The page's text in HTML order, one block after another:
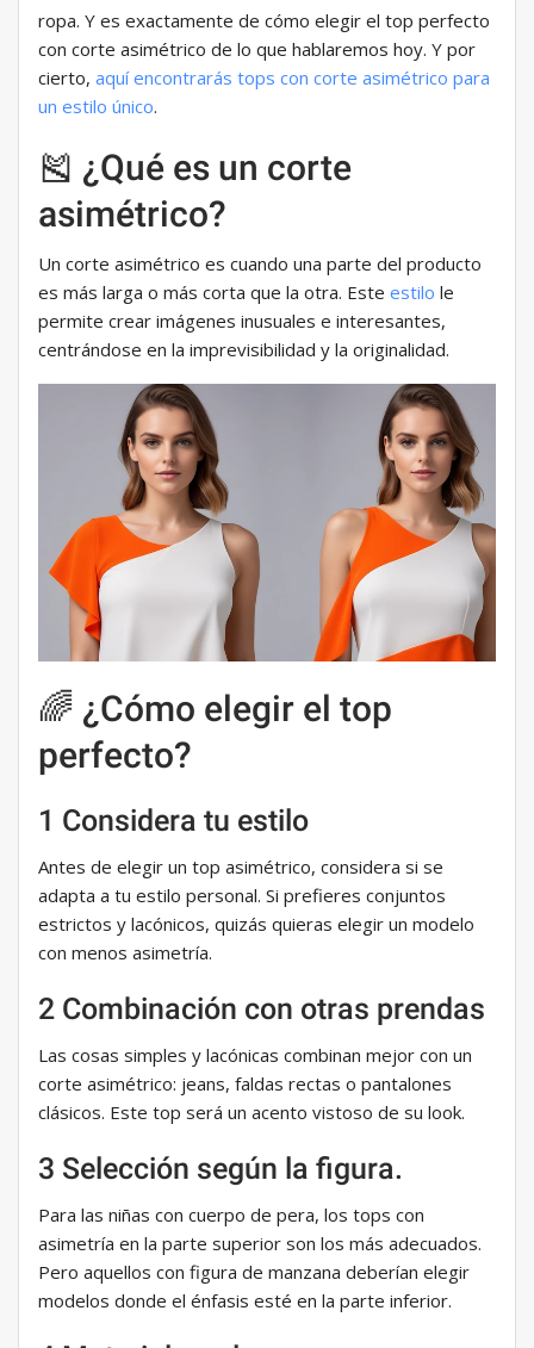
ropa. Y es exactamente de cómo elegir el top perfecto
con corte asimétrico de lo que hablaremos hoy. Y por
cierto, aquí encontrarás tops con corte asimétrico para
un estilo único.
🎽 ¿Qué es un corte
asimétrico?
Un corte asimétrico es cuando una parte del producto
es más larga o más corta que la otra. Este estilo le
permite crear imágenes inusuales e interesantes,
centrándose en la imprevisibilidad y la originalidad.
🌈 ¿Cómo elegir el top
perfecto?
1 Considera tu estilo
Antes de elegir un top asimétrico, considera si se
adapta a tu estilo personal. Si prefieres conjuntos
estrictos y lacónicos, quizás quieras elegir un modelo
con menos asimetría.
2 Combinación con otras prendas
Las cosas simples y lacónicas combinan mejor con un
corte asimétrico: jeans, faldas rectas o pantalones
clásicos. Este top será un acento vistoso de su look.
3 Selección según la figura.
Para las niñas con cuerpo de pera, los tops con
asimetría en la parte superior son los más adecuados.
Pero aquellos con figura de manzana deberían elegir
modelos donde el énfasis esté en la parte inferior.